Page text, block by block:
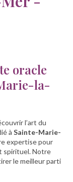
oracle
la-
l’art du
à Sainte-Marie-
expertise pour
spirituel. Notre
le meilleur parti